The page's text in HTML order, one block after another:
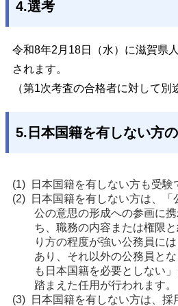
4.選考
令和8年2月18日（水）に滋賀県
されます。
（第1次考査の合格者に対して別
5.日本国籍を有しない方
日本国籍を有しない方も受験
日本国籍を有しない方は、「
公の意思の形成への参画に
ち、職務の内容または権限
り方の程度が強い公務員に
あり、それ以外の公務員と
も日本国籍を必要としない
踏まえた任用が行われます。
日本国籍を有しない方は、採